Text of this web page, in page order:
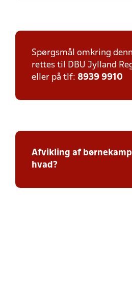
Spørgsmål omkring
rettes til DBU Jylland
eller på tlf: 8939 9910
Afvikling af
hvad?